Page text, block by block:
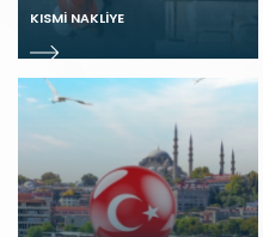
KISMI NAKLIYE